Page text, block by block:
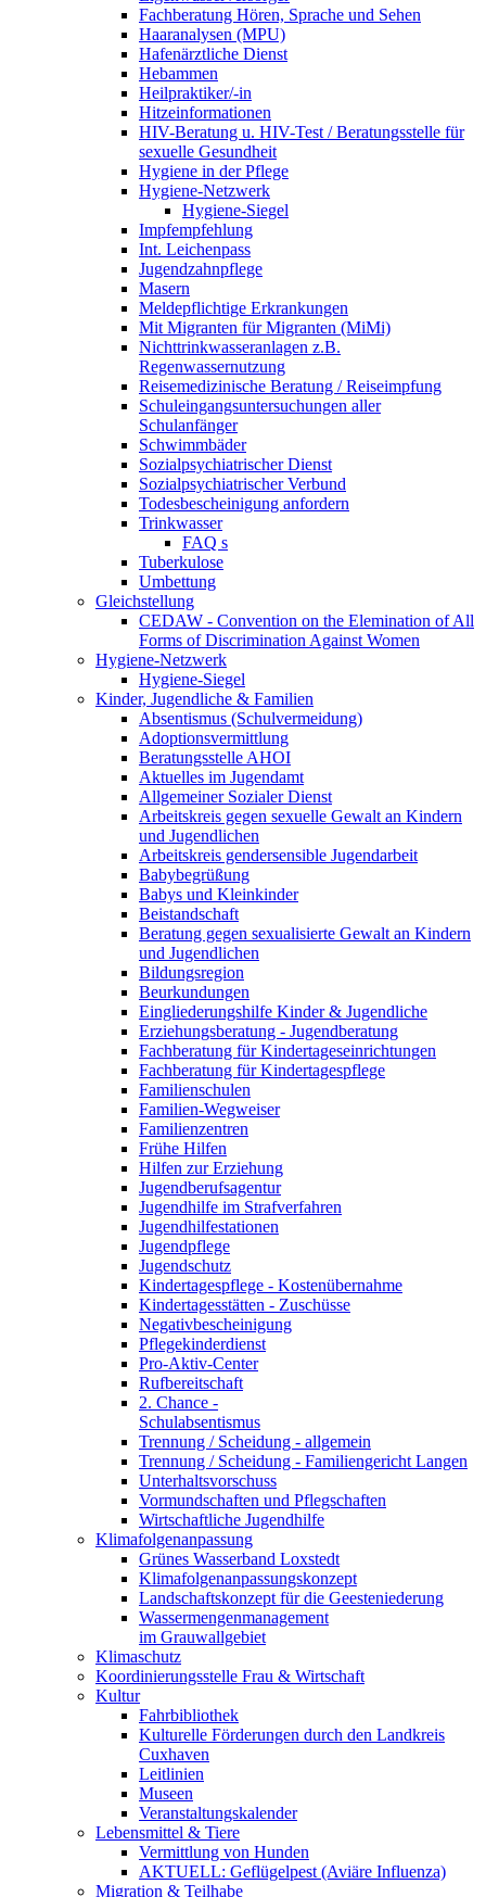
Fachberatung Hören, Sprache und Sehen
Haaranalysen (MPU)
Hafenärztliche Dienst
Hebammen
Heilpraktiker/-in
Hitzeinformationen
HIV-Beratung u. HIV-Test / Beratungsstelle für
sexuelle Gesundheit
Hygiene in der Pflege
Hygiene-Netzwerk
Hygiene-Siegel
Impfempfehlung
Int. Leichenpass
Jugendzahnpflege
Masern
Meldepflichtige Erkrankungen
Mit Migranten für Migranten (MiMi)
Nichttrinkwasseranlagen z.B.
Regenwassernutzung
Reisemedizinische Beratung / Reiseimpfung
Schuleingangsuntersuchungen aller
Schulanfänger
Schwimmbäder
Sozialpsychiatrischer Dienst
Sozialpsychiatrischer Verbund
Todesbescheinigung anfordern
Trinkwasser
FAQ s
Tuberkulose
Umbettung
Gleichstellung
CEDAW - Convention on the Elemination of All
Forms of Discrimination Against Women
Hygiene-Netzwerk
Hygiene-Siegel
Kinder, Jugendliche & Familien
Absentismus (Schulvermeidung)
Adoptionsvermittlung
Beratungsstelle AHOI
Aktuelles im Jugendamt
Allgemeiner Sozialer Dienst
Arbeitskreis gegen sexuelle Gewalt an Kindern
und Jugendlichen
Arbeitskreis gendersensible Jugendarbeit
Babybegrüßung
Babys und Kleinkinder
Beistandschaft
Beratung gegen sexualisierte Gewalt an Kindern
und Jugendlichen
Bildungsregion
Beurkundungen
Eingliederungshilfe Kinder & Jugendliche
Erziehungsberatung - Jugendberatung
Fachberatung für Kindertageseinrichtungen
Fachberatung für Kindertagespflege
Familienschulen
Familien-Wegweiser
Familienzentren
Frühe Hilfen
Hilfen zur Erziehung
Jugendberufsagentur
Jugendhilfe im Strafverfahren
Jugendhilfestationen
Jugendpflege
Jugendschutz
Kindertagespflege - Kostenübernahme
Kindertagesstätten - Zuschüsse
Negativbescheinigung
Pflegekinderdienst
Pro-Aktiv-Center
Rufbereitschaft
2. Chance -
Schulabsentismus
Trennung / Scheidung - allgemein
Trennung / Scheidung - Familiengericht Langen
Unterhaltsvorschuss
Vormundschaften und Pflegschaften
Wirtschaftliche Jugendhilfe
Klimafolgenanpassung
Grünes Wasserband Loxstedt
Klimafolgenanpassungskonzept
Landschaftskonzept für die Geesteniederung
Wassermengenmanagement
im Grauwallgebiet
Klimaschutz
Koordinierungsstelle Frau & Wirtschaft
Kultur
Fahrbibliothek
Kulturelle Förderungen durch den Landkreis
Cuxhaven
Leitlinien
Museen
Veranstaltungskalender
Lebensmittel & Tiere
Vermittlung von Hunden
AKTUELL: Geflügelpest (Aviäre Influenza)
Migration & Teilhabe